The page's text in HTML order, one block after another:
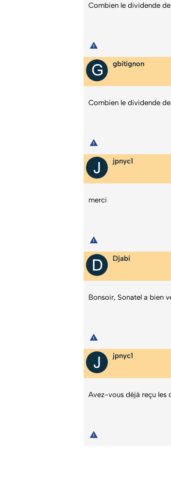
Combien le dividende
gbitignon
Combien le dividende
jpnyc1
merci
Djabi
Bonsoir, Sonatel a bien
jpnyc1
Avez-vous déjà reçu les